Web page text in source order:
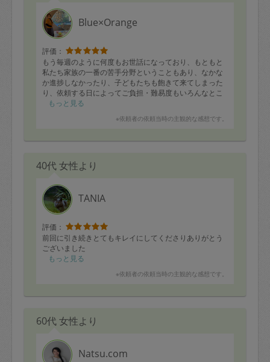
Blue×Orange
評価：
もう毎週のように何度もお世話になっており、もともと
私たち家族の一番の苦手分野ということもあり、なかな
か進捗しなかったり、子どもたちも飽きて来てしまった
り、依頼する日によってご負担・難易度もいろんなとこ
ろに生じて、さぞ大変なご苦労をおかけしてしまってい
せられるのですが、コツコツと作業される様子から都度
「整理収納・片付け」によって、わが家を窮地から救っ
本日の会も終わって帰られた後は、キレイになった部屋
で皆で自然とテンション高く過ごせました。
ありがとうございます。
もっと見る
※依頼者の依頼当時の主観的な感想です。
40代 女性より
TANIA
評価：
前回に引き続きとてもキレイにしてくださりありがとう
ございました
もっと見る
※依頼者の依頼当時の主観的な感想です。
60代 女性より
Natsu.com